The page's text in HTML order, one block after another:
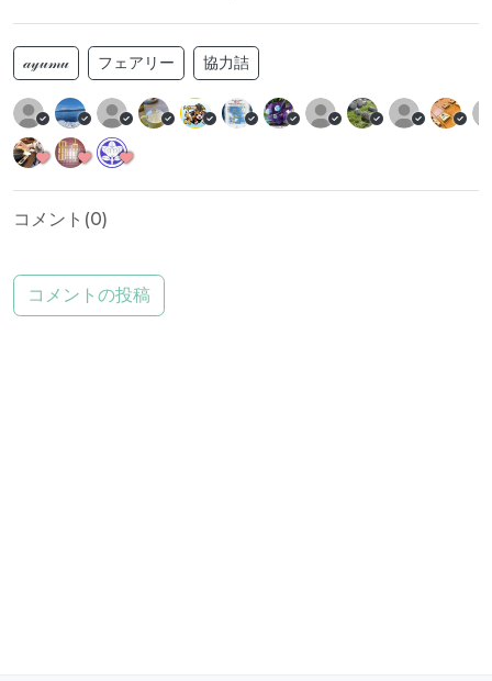
𝒶𝓎𝓊𝓂𝓊 フェアリー 協力詰
コメント(0)
コメントの投稿